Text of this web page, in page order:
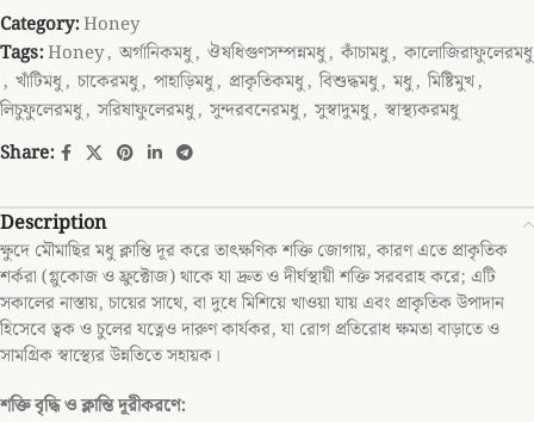
Category:Honey
Tags:Honey, অর্গানিকমধু, ঔষধিগুণসম্পন্নমধু, কাঁচামধু, কালোজিরাফুলেরমধু
, খাঁটিমধু, চাকেরমধু, পাহাড়িমধু, প্রাকৃতিকমধু, বিশুদ্ধমধু, মধু, মিষ্টিমুখ,
লিচুফুলেরমধু, সরিষাফুলেরমধু, সুন্দরবনেরমধু, সুস্বাদুমধু, স্বাস্থ্যকরমধু
Share:
Description
ক্ষুদে মৌমাছির মধু ক্লান্তি দূর করে তাৎক্ষণিক শক্তি জোগায়, কারণ এতে প্রাকৃতিক
শর্করা (গ্লুকোজ ও ফ্রুক্টোজ) থাকে যা দ্রুত ও দীর্ঘস্থায়ী শক্তি সরবরাহ করে; এটি
সকালের নাস্তায়, চায়ের সাথে, বা দুধে মিশিয়ে খাওয়া যায় এবং প্রাকৃতিক উপাদান
হিসেবে ত্বক ও চুলের যত্নেও দারুণ কার্যকর, যা রোগ প্রতিরোধ ক্ষমতা বাড়াতে ও
সামগ্রিক স্বাস্থ্যের উন্নতিতে সহায়ক।
শক্তি বৃদ্ধি ও ক্লান্তি দূরীকরণে: